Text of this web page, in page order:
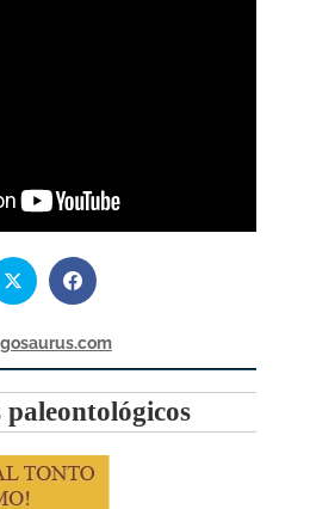
paleontológicos